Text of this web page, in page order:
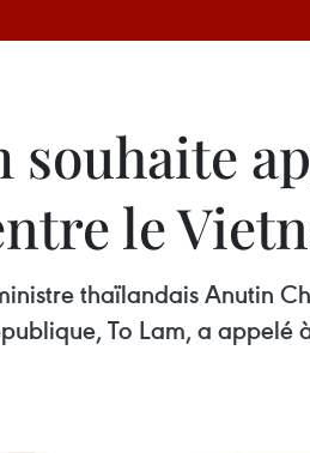
souhaite
le
thaïlandais Anutin
To Lam, a